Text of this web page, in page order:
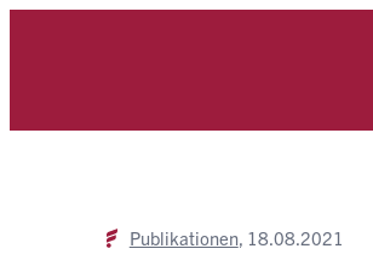
Publikationen 18.08.2021